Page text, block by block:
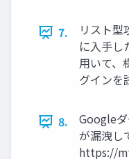
7.
リスト型
に入手し
用いて、
グインを
8.
Google
が漏洩し
https://